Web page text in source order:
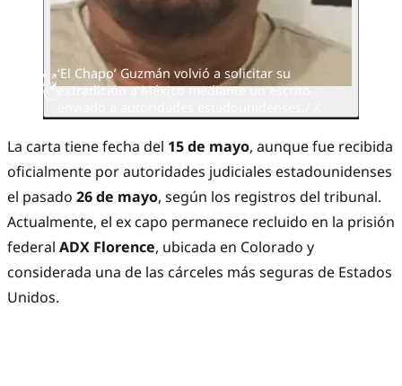
‘El Chapo’ Guzmán volvió a solicitar su
extradición a México mediante un escrito
La carta tiene fecha del 15 de mayo, aunque fue recibida
oficialmente por autoridades judiciales estadounidenses
el pasado 26 de mayo, según los registros del tribunal.
Actualmente, el ex capo permanece recluido en la prisión
federal ADX Florence, ubicada en Colorado y
considerada una de las cárceles más seguras de Estados
Unidos.